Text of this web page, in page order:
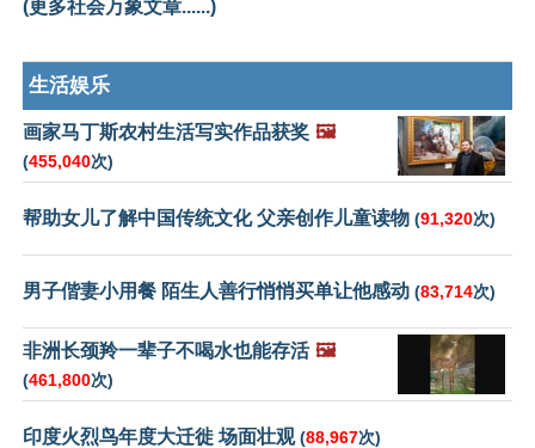
(更多社会万象文章......)
生活娱乐
画家马丁斯农村生活写实作品获奖 🖼️
(455,040次)
帮助女儿了解中国传统文化 父亲创作儿童读物 (91,320次)
男子偕妻小用餐 陌生人善行悄悄买单让他感动 (83,714次)
非洲长颈羚一辈子不喝水也能存活 🖼️
(461,800次)
印度火烈鸟年度大迁徙 场面壮观(88,967次)